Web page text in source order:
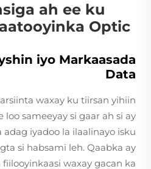
ah ee ku
Optic
iyo Markaasada
Data
waxay ku tiirsan yihiin
sameeyay si gaar ah si ay
adag iyadoo la ilaalinayo isku
si habsami leh. Qaabka ay
waxay gacan ka